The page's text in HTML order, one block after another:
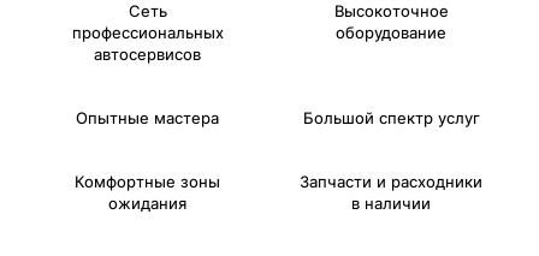
Сеть
профессиональных
автосервисов
Высокоточное
оборудование
Опытные мастера Большой спектр услуг
Комфортные зоны
ожидания
Запчасти и расходники
в наличии